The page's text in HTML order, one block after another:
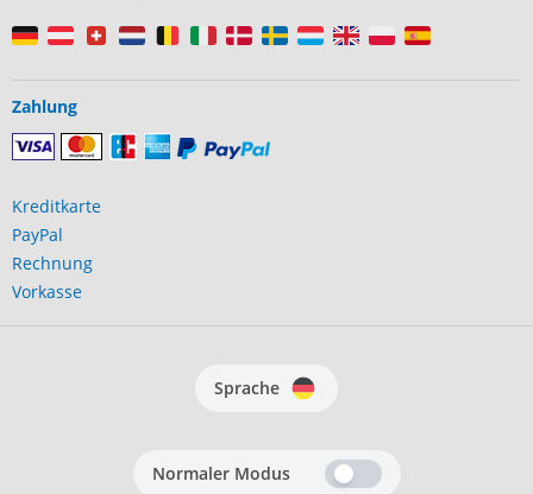
Zahlung
Kreditkarte
PayPal
Rechnung
Vorkasse
Sprache
Normaler Modus